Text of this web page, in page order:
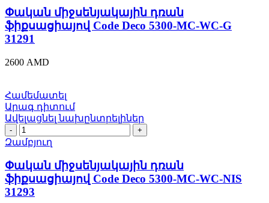
ֆիքսացիայով
Code
Deco
5300-
WC-
quantity
Փական միջսենյակային դռան
ֆիքսացիայով Code Deco 5300-MC-WC-G
31291
2600 AMD
Համեմատել
Արագ դիտում
Ավելացնել նախընտրելիներ
Փական
միջսենյակային
ֆիքսացիայով
Code
Deco
5300-
Զամբյուղ
Փական միջսենյակային դռան
ֆիքսացիայով Code Deco 5300-MC-WC-NIS
31293